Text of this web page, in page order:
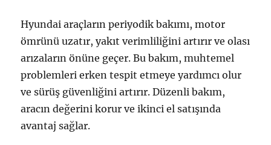
Hyundai araçların periyodik bakımı, motor
ömrünü uzatır, yakıt verimliliğini artırır ve olası
arızaların önüne geçer. Bu bakım, muhtemel
problemleri erken tespit etmeye yardımcı olur
ve sürüş güvenliğini artırır. Düzenli bakım,
aracın değerini korur ve ikinci el satışında
avantaj sağlar.